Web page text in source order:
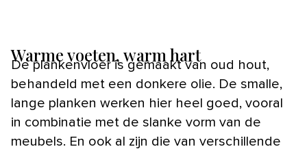
Warme voeten, warm hart
De plankenvloer is gemaakt van oud hout,
behandeld met een donkere olie. De smalle,
lange planken werken hier heel goed, vooral
in combinatie met de slanke vorm van de
meubels. En ook al zijn die van verschillende